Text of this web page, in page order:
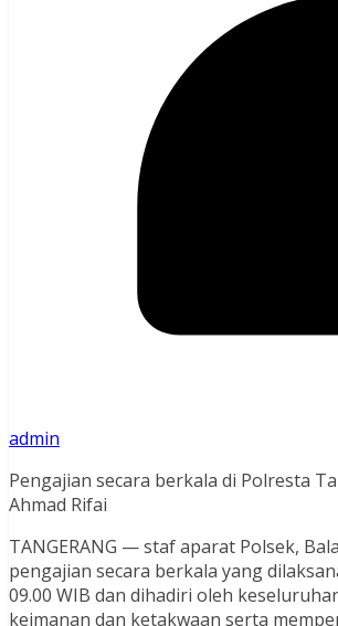
admin
Pengajian secara berkala di Polresta
Ahmad Rifai
TANGERANG — staf aparat Polsek,
pengajian secara berkala yang
09.00 WIB dan dihadiri oleh
keimanan dan ketakwaan serta